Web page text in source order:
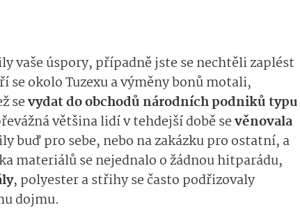
vaše úspory, případně jste se nechtěli zaplést
se okolo Tuzexu a výměny bonů motali,
sevydat do obchodů národních podniků typu
většina lidí v tehdejší době sevěnovala
buď pro sebe, nebo na zakázku pro ostatní, a
materiálů se nejednalo o žádnou hitparádu,
, polyester a střihy se často podřizovaly
dojmu.